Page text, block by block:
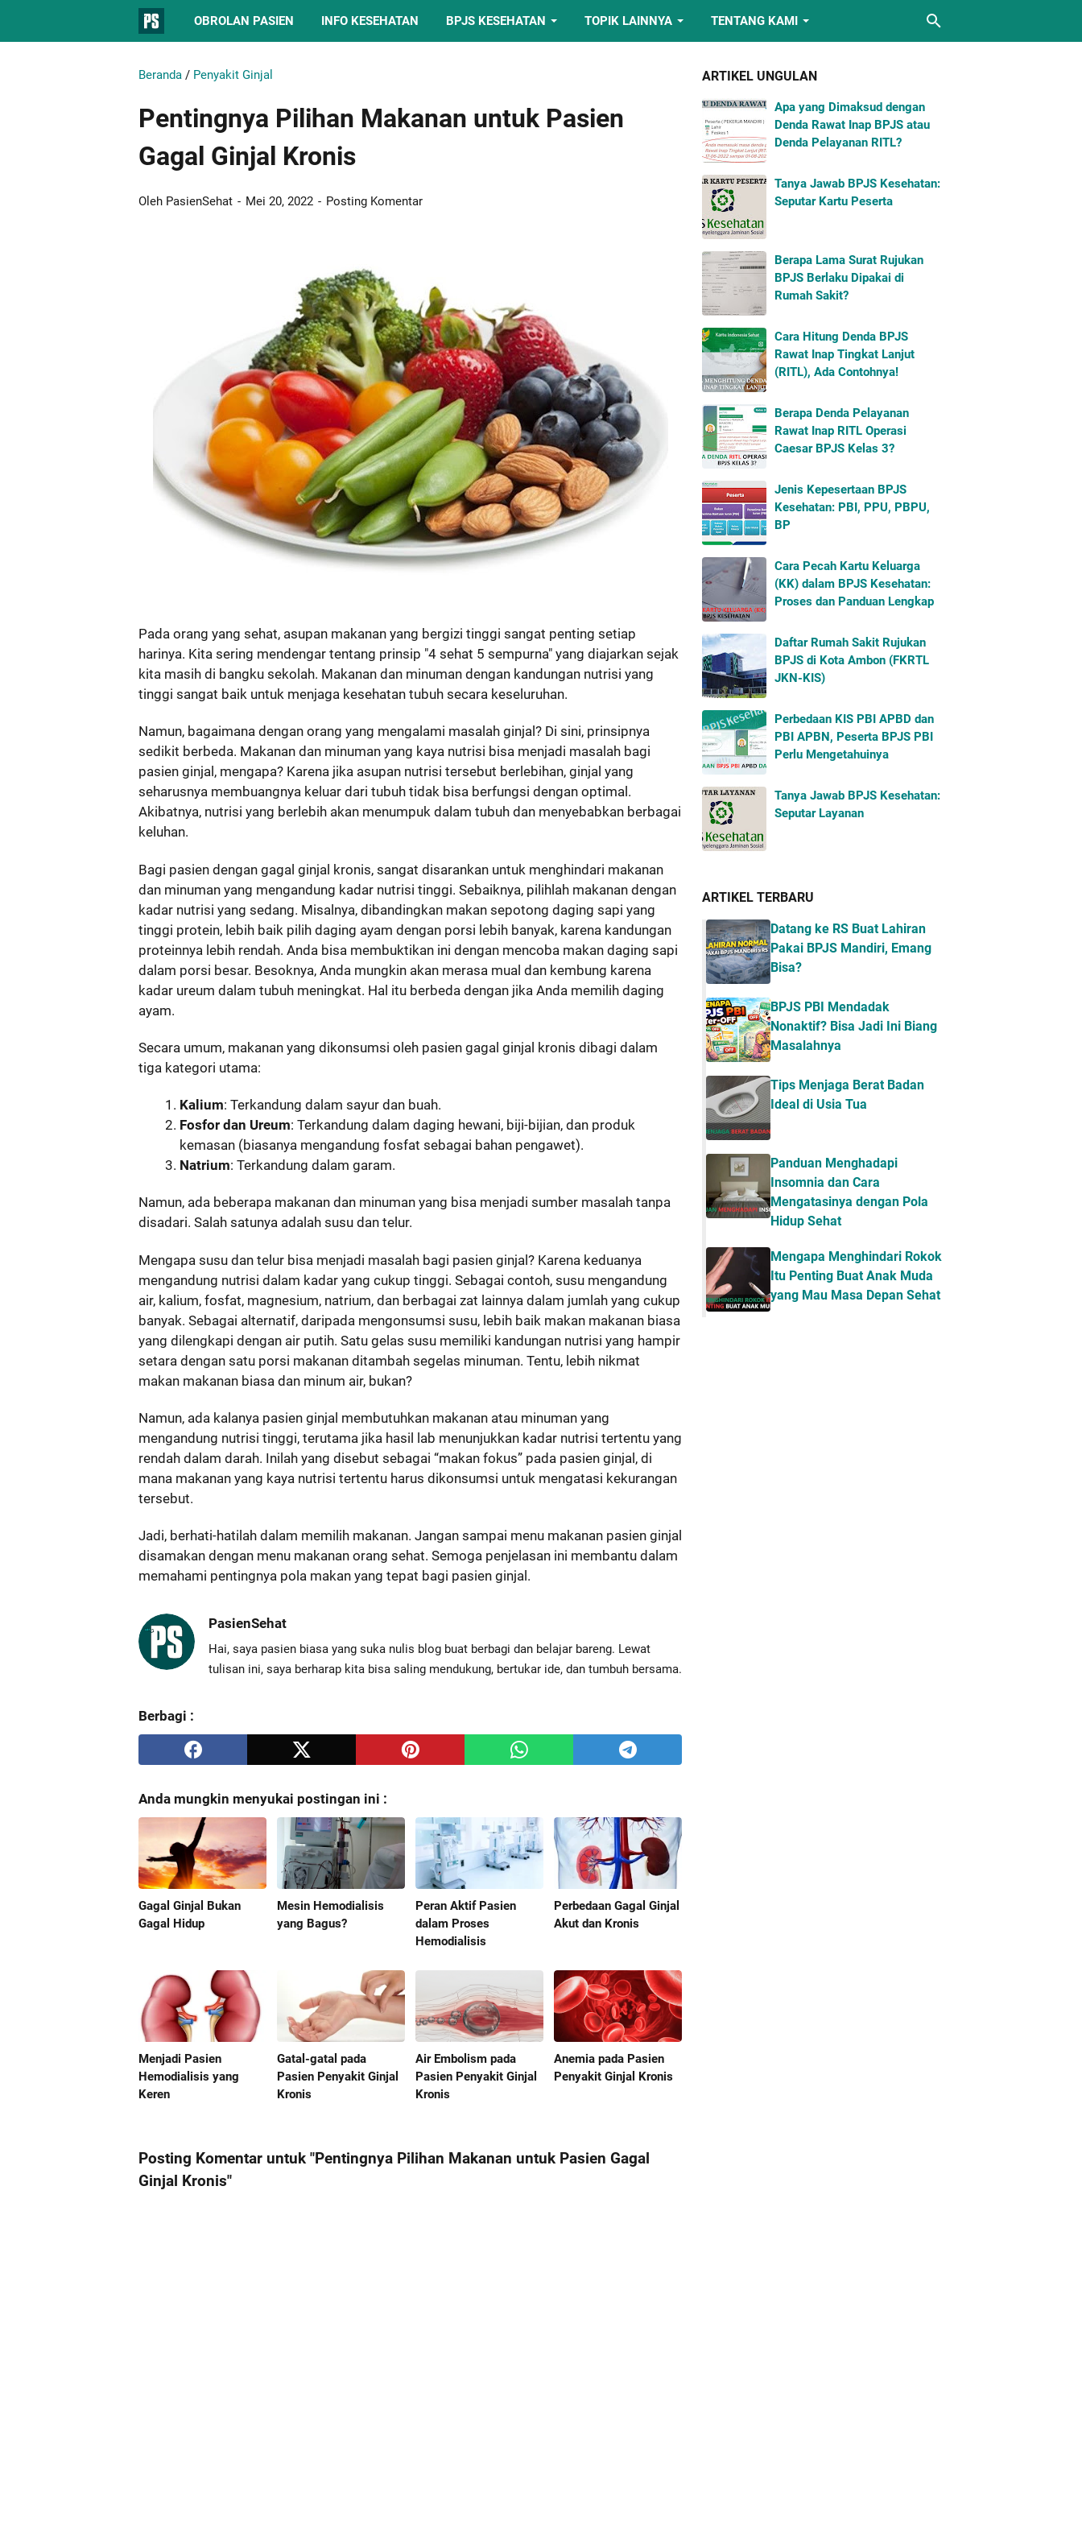
OBROLAN PASIEN INFO KESEHATAN BPJS KESEHATAN TOPIK LAINNYA TENTANG KAMI
Beranda / Penyakit Ginjal
Pentingnya Pilihan Makanan untuk Pasien
Gagal Ginjal Kronis
Oleh PasienSehat Mei 20, 2022 Posting Komentar
Pada orang yang sehat, asupan makanan yang bergizi tinggi sangat penting setiap
harinya. Kita sering mendengar tentang prinsip "4 sehat 5 sempurna" yang diajarkan sejak
kita masih di bangku sekolah. Makanan dan minuman dengan kandungan nutrisi yang
tinggi sangat baik untuk menjaga kesehatan tubuh secara keseluruhan.
Namun, bagaimana dengan orang yang mengalami masalah ginjal? Di sini, prinsipnya
sedikit berbeda. Makanan dan minuman yang kaya nutrisi bisa menjadi masalah bagi
pasien ginjal, mengapa? Karena jika asupan nutrisi tersebut berlebihan, ginjal yang
seharusnya membuangnya keluar dari tubuh tidak bisa berfungsi dengan optimal.
Akibatnya, nutrisi yang berlebih akan menumpuk dalam tubuh dan menyebabkan berbagai
keluhan.
Bagi pasien dengan gagal ginjal kronis, sangat disarankan untuk menghindari makanan
dan minuman yang mengandung kadar nutrisi tinggi. Sebaiknya, pilihlah makanan dengan
kadar nutrisi yang sedang. Misalnya, dibandingkan makan sepotong daging sapi yang
tinggi protein, lebih baik pilih daging ayam dengan porsi lebih banyak, karena kandungan
proteinnya lebih rendah. Anda bisa membuktikan ini dengan mencoba makan daging sapi
dalam porsi besar. Besoknya, Anda mungkin akan merasa mual dan kembung karena
kadar ureum dalam tubuh meningkat. Hal itu berbeda dengan jika Anda memilih daging
ayam.
Secara umum, makanan yang dikonsumsi oleh pasien gagal ginjal kronis dibagi dalam
tiga kategori utama:
Kalium: Terkandung dalam sayur dan buah.
Fosfor dan Ureum: Terkandung dalam daging hewani, biji-bijian, dan produk
kemasan (biasanya mengandung fosfat sebagai bahan pengawet).
Natrium: Terkandung dalam garam.
Namun, ada beberapa makanan dan minuman yang bisa menjadi sumber masalah tanpa
disadari. Salah satunya adalah susu dan telur.
Mengapa susu dan telur bisa menjadi masalah bagi pasien ginjal? Karena keduanya
mengandung nutrisi dalam kadar yang cukup tinggi. Sebagai contoh, susu mengandung
air, kalium, fosfat, magnesium, natrium, dan berbagai zat lainnya dalam jumlah yang cukup
banyak. Sebagai alternatif, daripada mengonsumsi susu, lebih baik makan makanan biasa
yang dilengkapi dengan air putih. Satu gelas susu memiliki kandungan nutrisi yang hampir
setara dengan satu porsi makanan ditambah segelas minuman. Tentu, lebih nikmat
makan makanan biasa dan minum air, bukan?
Namun, ada kalanya pasien ginjal membutuhkan makanan atau minuman yang
mengandung nutrisi tinggi, terutama jika hasil lab menunjukkan kadar nutrisi tertentu yang
rendah dalam darah. Inilah yang disebut sebagai “makan fokus” pada pasien ginjal, di
mana makanan yang kaya nutrisi tertentu harus dikonsumsi untuk mengatasi kekurangan
tersebut.
Jadi, berhati-hatilah dalam memilih makanan. Jangan sampai menu makanan pasien ginjal
disamakan dengan menu makanan orang sehat. Semoga penjelasan ini membantu dalam
memahami pentingnya pola makan yang tepat bagi pasien ginjal.
PasienSehat
Hai, saya pasien biasa yang suka nulis blog buat berbagi dan belajar bareng. Lewat
tulisan ini, saya berharap kita bisa saling mendukung, bertukar ide, dan tumbuh bersama.
Berbagi :
Anda mungkin menyukai postingan ini :
Gagal Ginjal Bukan
Gagal Hidup
Mesin Hemodialisis
yang Bagus?
Peran Aktif Pasien
dalam Proses
Hemodialisis
Perbedaan Gagal Ginjal
Akut dan Kronis
Menjadi Pasien
Hemodialisis yang
Keren
Gatal-gatal pada
Pasien Penyakit Ginjal
Kronis
Air Embolism pada
Pasien Penyakit Ginjal
Kronis
Anemia pada Pasien
Penyakit Ginjal Kronis
Posting Komentar untuk "Pentingnya Pilihan Makanan untuk Pasien Gagal
Ginjal Kronis"
ARTIKEL UNGULAN
Apa yang Dimaksud dengan
Denda Rawat Inap BPJS atau
Denda Pelayanan RITL?
Tanya Jawab BPJS Kesehatan:
Seputar Kartu Peserta
Berapa Lama Surat Rujukan
BPJS Berlaku Dipakai di
Rumah Sakit?
Cara Hitung Denda BPJS
Rawat Inap Tingkat Lanjut
(RITL), Ada Contohnya!
Berapa Denda Pelayanan
Rawat Inap RITL Operasi
Caesar BPJS Kelas 3?
Jenis Kepesertaan BPJS
Kesehatan: PBI, PPU, PBPU,
BP
Cara Pecah Kartu Keluarga
(KK) dalam BPJS Kesehatan:
Proses dan Panduan Lengkap
Daftar Rumah Sakit Rujukan
BPJS di Kota Ambon (FKRTL
JKN-KIS)
Perbedaan KIS PBI APBD dan
PBI APBN, Peserta BPJS PBI
Perlu Mengetahuinya
Tanya Jawab BPJS Kesehatan:
Seputar Layanan
ARTIKEL TERBARU
Datang ke RS Buat Lahiran
Pakai BPJS Mandiri, Emang
Bisa?
BPJS PBI Mendadak
Nonaktif? Bisa Jadi Ini Biang
Masalahnya
Tips Menjaga Berat Badan
Ideal di Usia Tua
Panduan Menghadapi
Insomnia dan Cara
Mengatasinya dengan Pola
Hidup Sehat
Mengapa Menghindari Rokok
Itu Penting Buat Anak Muda
yang Mau Masa Depan Sehat